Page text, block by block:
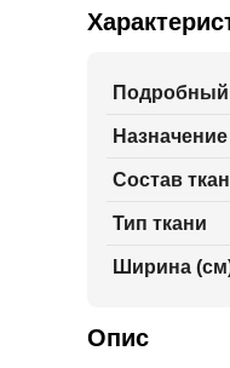
Подробный
Назначение
Состав
Тип ткани
Ширина
Опис